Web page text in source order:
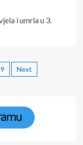
i umrla u 3.
Next